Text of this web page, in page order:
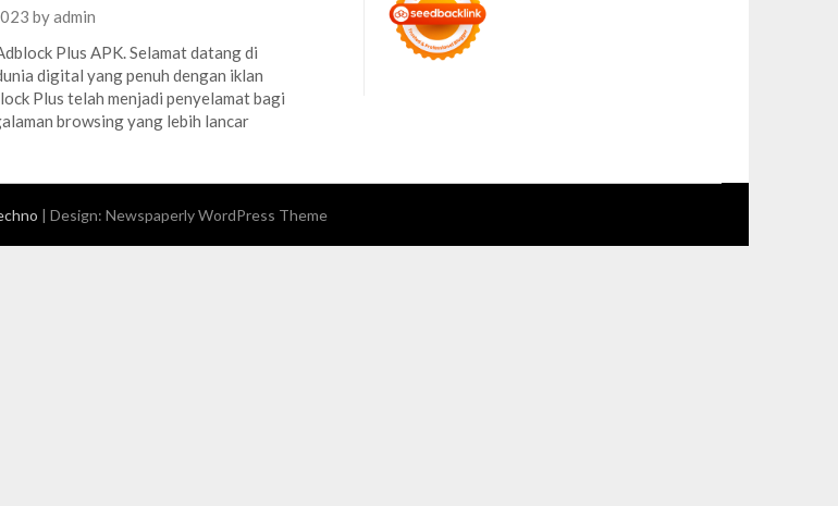
byadmin
Plus APK. Selamat datang di
digital yang penuh dengan iklan
Plus telah menjadi penyelamat bagi
browsing yang lebih lancar
| Design: Newspaperly WordPress Theme